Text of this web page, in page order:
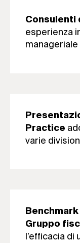
Consulenti
esperienza
manageriale
Practice
varie
Gruppo
l’efficacia di